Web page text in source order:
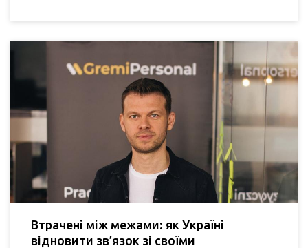
Втрачені між межами: як Україні
відновити зв’язок зі своїми